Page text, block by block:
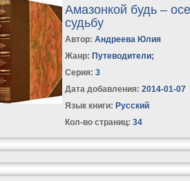
Амазонкой будь –
судьбу
Автор:Андреева Юлия
Жанр: Путеводители;
Серия:3
Дата добавления: 2014-01-07
Язык книги: Русский
Кол-во страниц: 34